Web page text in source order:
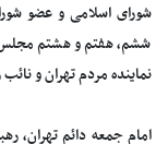
شورای اسلامی و عضو
ششم، هفتم و هشتم مجلس
نماینده مردم تهران و